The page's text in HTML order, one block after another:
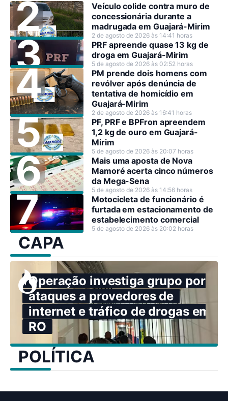
Veículo colide contra muro de
concessionária durante a
madrugada em Guajará-Mirim
2 de agosto de 2026 às 14:41 horas
PRF apreende quase 13 kg de
droga em Guajará-Mirim
5 de agosto de 2026 às 02:52 horas
PM prende dois homens com
revólver após denúncia de
tentativa de homicídio em
Guajará-Mirim
2 de agosto de 2026 às 16:41 horas
PF, PRF e BPFron apreendem
1,2 kg de ouro em Guajará-
Mirim
5 de agosto de 2026 às 20:07 horas
Mais uma aposta de Nova
Mamoré acerta cinco números
da Mega-Sena
5 de agosto de 2026 às 14:56 horas
Motocicleta de funcionário é
furtada em estacionamento de
estabelecimento comercial
5 de agosto de 2026 às 20:02 horas
CAPA
Operação investiga grupo por
ataques a provedores de
internet e tráfico de drogas em
RO
POLÍTICA